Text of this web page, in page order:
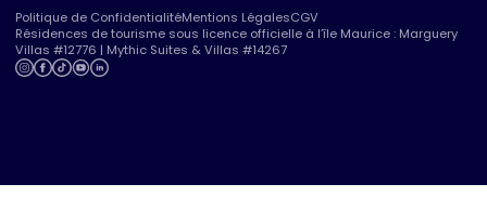
Politique de ConfidentialitéMentions LégalesCGV
Résidences de tourisme sous licence officielle à l’île Maurice : Marguery
Villas #12776 | Mythic Suites & Villas #14267